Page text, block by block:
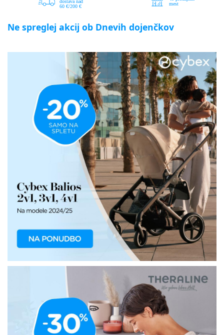
Ne spreglej akcij ob Dnevih dojenčkov